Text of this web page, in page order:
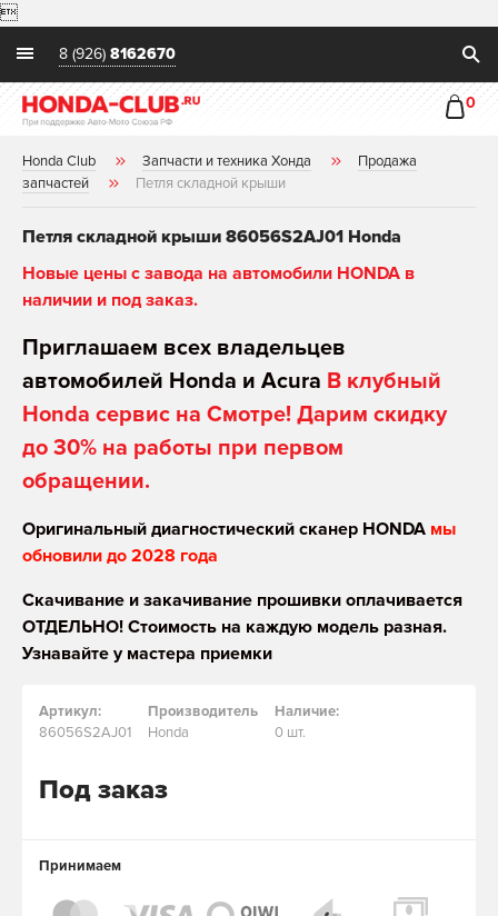

8 (926) 8162670
0
Honda Club Запчасти и техника Хонда
Продажа
запчастей
Петля складной крыши
Петля складной крыши 86056S2AJ01 Honda
Новые цены с завода на автомобили HONDA в
наличии и под заказ.
Приглашаем всех владельцев
автомобилей Honda и Acura В клубный
Honda сервис на Смотре! Дарим скидку
до 30% на работы при первом
обращении.
Оригинальный диагностический сканер HONDA мы
обновили до 2028 года
Скачивание и закачивание прошивки оплачивается
ОТДЕЛЬНО! Стоимость на каждую модель разная.
Узнавайте у мастера приемки
Артикул:
86056S2AJ01
Производитель
Honda
Наличие:
0 шт.
Под заказ
Принимаем